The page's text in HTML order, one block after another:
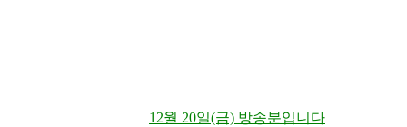
12월 20일(금) 방송분입니다